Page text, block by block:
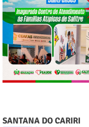
SANTANA DO CARIRI